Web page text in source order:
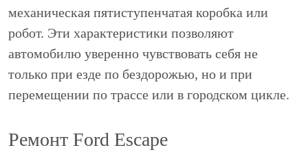
механическая пятиступенчатая коробка или
робот. Эти характеристики позволяют
автомобилю уверенно чувствовать себя не
только при езде по бездорожью, но и при
перемещении по трассе или в городском цикле.
Ремонт Ford Escape